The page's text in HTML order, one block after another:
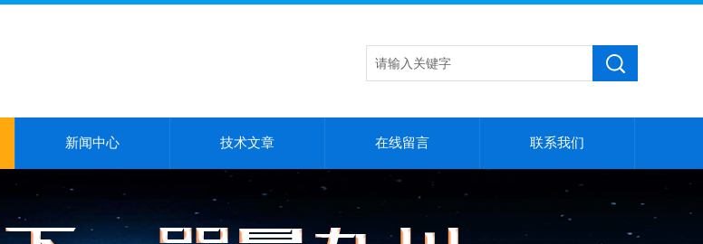
新闻中心 技术文章 在线留言 联系我们